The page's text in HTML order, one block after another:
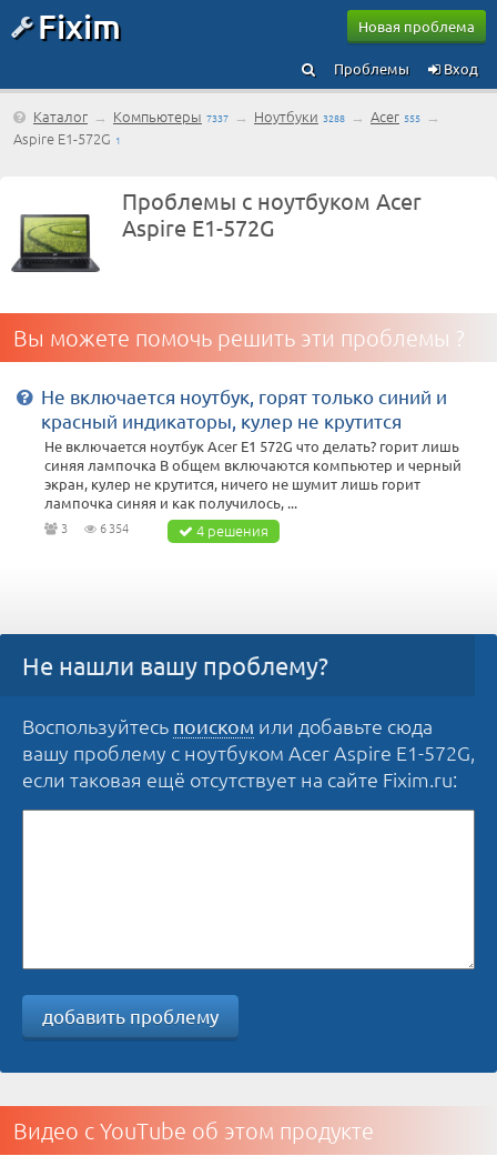
Fixim Новая проблема
Вход
Проблемы
Каталог → Компьютеры 7337 → Ноутбуки 3288 → Acer 555 →
Aspire E1-572G 1
Проблемы с ноутбуком Acer
Aspire E1-572G
Вы можете помочь решить эти проблемы ?
Не включается ноутбук, горят только синий и
красный индикаторы, кулер не крутится
Не включается ноутбук Acer E1 572G что делать? горит лишь
синяя лампочка В общем включаются компьютер и черный
экран, кулер не крутится, ничего не шумит лишь горит
лампочка синяя и как получилось, ...
3 6 354 4 решения
Не нашли вашу проблему?
Воспользуйтесь поиском или добавьте сюда
вашу проблему с ноутбуком Acer Aspire E1-572G,
если таковая ещё отсутствует на сайте Fixim.ru:
добавить проблему
Видео с YouTube об этом продукте